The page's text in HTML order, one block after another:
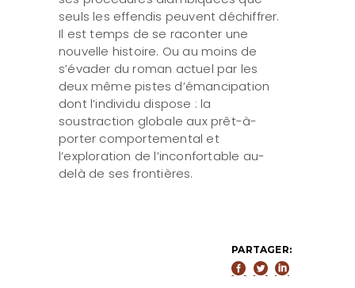
seuls les effendis peuvent déchiffrer.
Il est temps de se raconter une
nouvelle histoire. Ou au moins de
s’évader du roman actuel par les
deux même pistes d’émancipation
dont l’individu dispose : la
soustraction globale aux prêt-à-
porter comportemental et
l’exploration de l’inconfortable au-
delà de ses frontières.
PARTAGER: